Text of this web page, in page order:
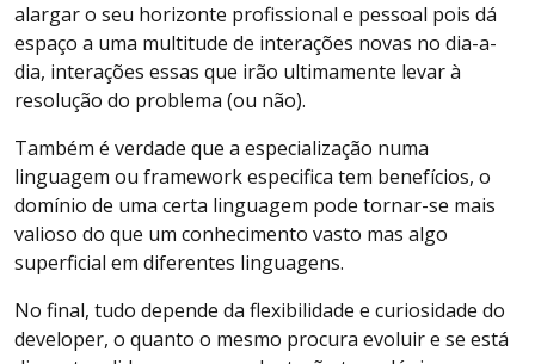
alargar o seu horizonte profissional e pessoal pois dá
espaço a uma multitude de interações novas no dia-a-
dia, interações essas que irão ultimamente levar à
resolução do problema (ou não).
Também é verdade que a especialização numa
linguagem ou framework especifica tem benefícios, o
domínio de uma certa linguagem pode tornar-se mais
valioso do que um conhecimento vasto mas algo
superficial em diferentes linguagens.
No final, tudo depende da flexibilidade e curiosidade do
developer, o quanto o mesmo procura evoluir e se está